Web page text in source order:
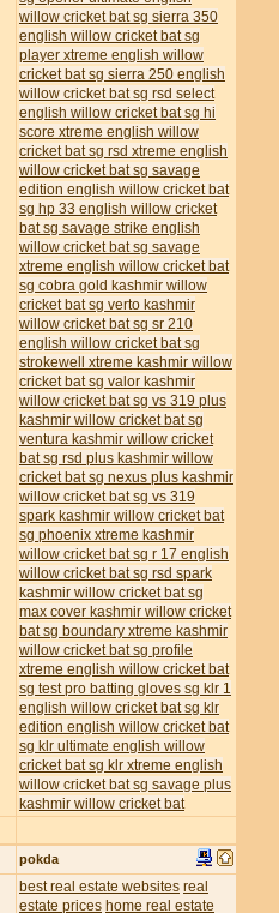
willow cricket batsg sierra 350
english willow cricket batsg
player xtreme english willow
cricket batsg sierra 250 english
willow cricket batsg rsd select
english willow cricket batsg hi
score xtreme english willow
cricket batsg rsd xtreme english
willow cricket batsg savage
edition english willow cricket bat
sg hp 33 english willow cricket
batsg savage strike english
willow cricket batsg savage
xtreme english willow cricket bat
sg cobra gold kashmir willow
cricket batsg verto kashmir
willow cricket batsg sr 210
english willow cricket batsg
strokewell xtreme kashmir willow
cricket batsg valor kashmir
willow cricket batsg vs 319 plus
kashmir willow cricket batsg
ventura kashmir willow cricket
batsg rsd plus kashmir willow
cricket batsg nexus plus kashmir
willow cricket batsg vs 319
spark kashmir willow cricket bat
sg phoenix xtreme kashmir
willow cricket batsg r 17 english
willow cricket batsg rsd spark
kashmir willow cricket batsg
max cover kashmir willow cricket
batsg boundary xtreme kashmir
willow cricket batsg profile
xtreme english willow cricket bat
sg test pro batting gloves sg klr 1
english willow cricket batsg klr
edition english willow cricket bat
sg klr ultimate english willow
cricket batsg klr xtreme english
willow cricket batsg savage plus
kashmir willow cricket bat
pokda
best real estate websites real
estate prices home real estate